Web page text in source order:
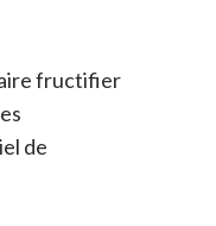
fructifier
de